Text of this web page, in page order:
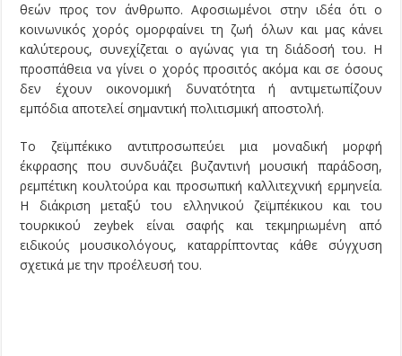
θεών προς τον άνθρωπο. Αφοσιωμένοι στην ιδέα ότι ο
κοινωνικός χορός ομορφαίνει τη ζωή όλων και μας κάνει
καλύτερους, συνεχίζεται ο αγώνας για τη διάδοσή του. Η
προσπάθεια να γίνει ο χορός προσιτός ακόμα και σε όσους
δεν έχουν οικονομική δυνατότητα ή αντιμετωπίζουν
εμπόδια αποτελεί σημαντική πολιτισμική αποστολή.
Το ζεϊμπέκικο αντιπροσωπεύει μια μοναδική μορφή
έκφρασης που συνδυάζει βυζαντινή μουσική παράδοση,
ρεμπέτικη κουλτούρα και προσωπική καλλιτεχνική ερμηνεία.
Η διάκριση μεταξύ του ελληνικού ζεϊμπέκικου και του
τουρκικού zeybek είναι σαφής και τεκμηριωμένη από
ειδικούς μουσικολόγους, καταρρίπτοντας κάθε σύγχυση
σχετικά με την προέλευσή του.